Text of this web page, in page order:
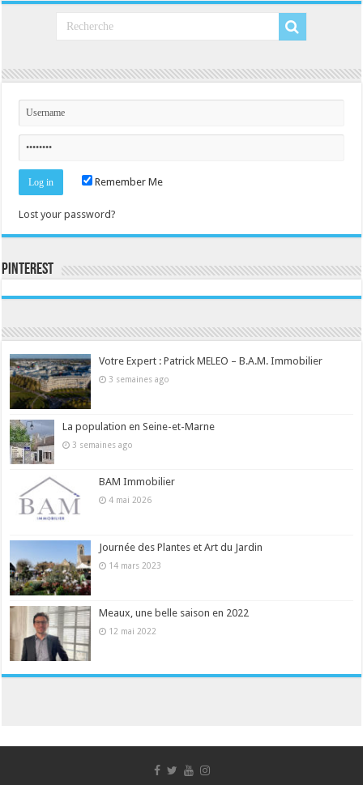
Remember Me
Lost your password?
Pinterest
Votre Expert : Patrick MELEO – B.A.M. Immobilier
3 semaines ago
La population en Seine-et-Marne
3 semaines ago
BAM Immobilier
4 mai 2026
Journée des Plantes et Art du Jardin
14 mars 2023
Meaux, une belle saison en 2022
12 mai 2022